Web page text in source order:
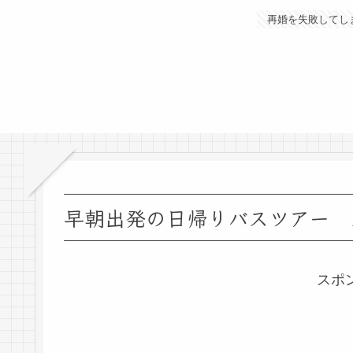
再婚を失敗してし
早朝出発の日帰りバスツアー
スポ